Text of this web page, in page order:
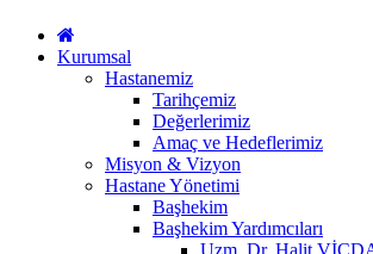
Kurumsal
Hastanemiz
Tarihçemiz
Değerlerimiz
Amaç ve Hedeflerimiz
Misyon & Vizyon
Hastane Yönetimi
Başhekim
Başhekim Yardımcıları
Uzm. Dr. Halit